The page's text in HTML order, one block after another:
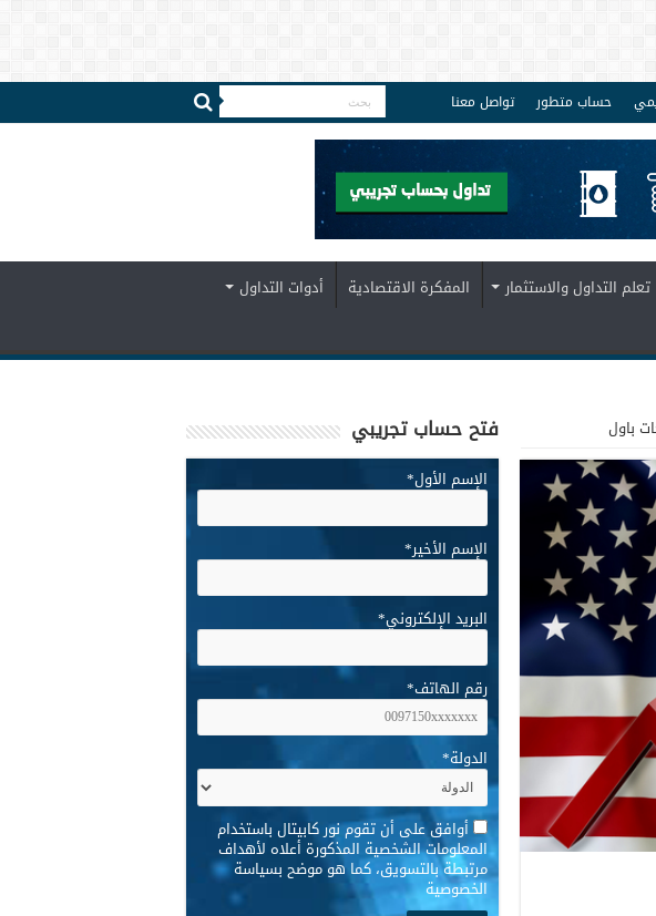
حساب متطور تواصل معنا
تعلم التداول والاستثمار المفكرة الاقتصادية
أدوات التداول
باول فتح حساب تجريبي
الإسم الأول*
الإسم الأخير*
البريد الإلكتروني*
رقم الهاتف*
الدولة*
* أوافق على أن تقوم نور كابيتال باستخدام
المعلومات الشخصية المذكورة أعلاه لأهداف
مرتبطة بالتسويق، كما هو موضح بسياسة
الخصوصية